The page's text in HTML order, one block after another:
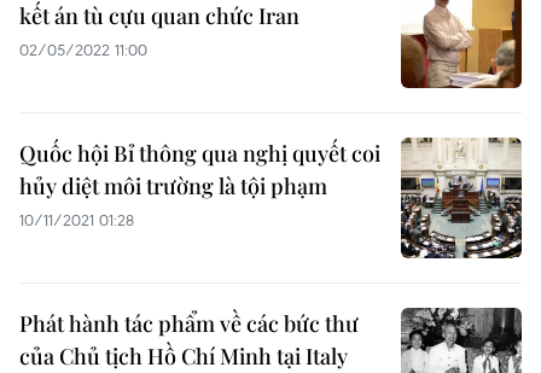
kết án tù cựu quan chức Iran
02/05/2022 11:00
Quốc hội Bỉ thông qua nghị quyết coi
hủy diệt môi trường là tội phạm
10/11/2021 01:28
Phát hành tác phẩm về các bức thư
của Chủ tịch Hồ Chí Minh tại Italy